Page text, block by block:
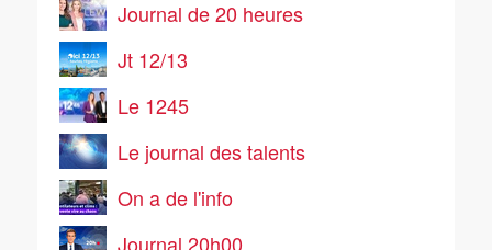
Journal de 20 heures
Jt 12/13
Le 1245
Le journal des talents
On a de l'info
Journal 20h00